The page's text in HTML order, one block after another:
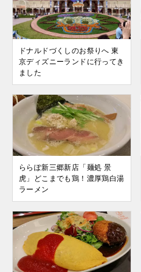
ドナルドづくしのお祭りへ 東
京ディズニーランドに行ってき
ました
ららぽ新三郷新店「麺処 景
虎」どこまでも鶏！濃厚鶏白湯
ラーメン